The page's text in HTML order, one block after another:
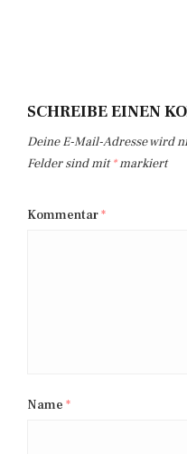
SCHREIBE EINEN
Deine E-Mail-Adresse wird
Felder sind mit*markiert
Kommentar*
Name *